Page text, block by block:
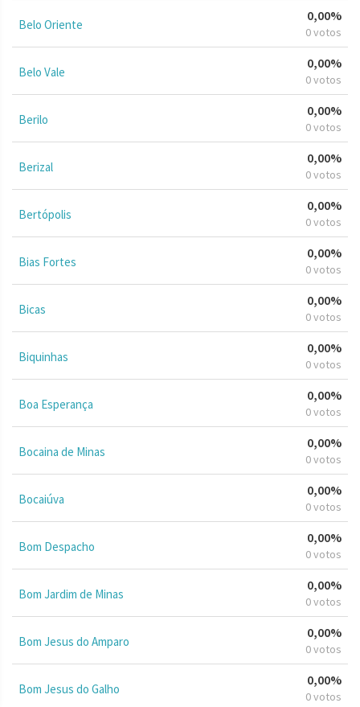
Belo Oriente
0,00%
0 votos
Belo Vale
0,00%
0 votos
Berilo
0,00%
0 votos
Berizal
0,00%
0 votos
Bertópolis
0,00%
0 votos
Bias Fortes
0,00%
0 votos
Bicas
0,00%
0 votos
Biquinhas
0,00%
0 votos
Boa Esperança
0,00%
0 votos
Bocaina de Minas
0,00%
0 votos
Bocaiúva
0,00%
0 votos
Bom Despacho
0,00%
0 votos
Bom Jardim de Minas
0,00%
0 votos
Bom Jesus do Amparo
0,00%
0 votos
Bom Jesus do Galho
0,00%
0 votos